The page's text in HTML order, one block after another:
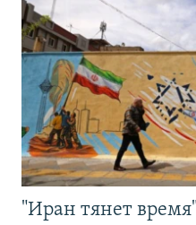
"Иран тянет